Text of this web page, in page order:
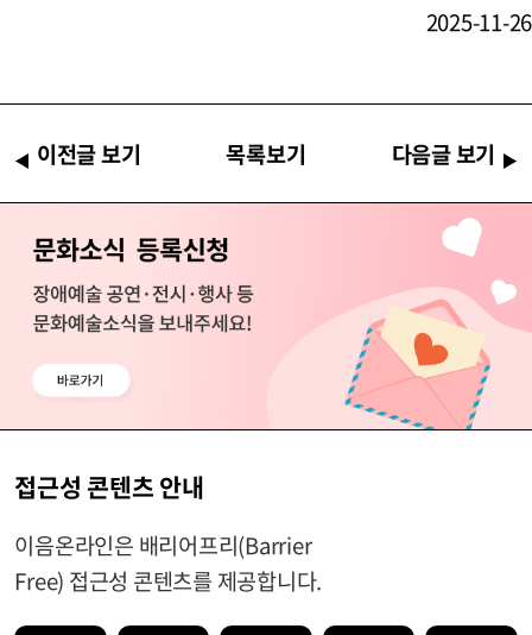
2025-11-26
이전글 보기 목록보기 다음글 보기
접근성 콘텐츠 안내
이음온라인은 배리어프리(Barrier
Free) 접근성 콘텐츠를 제공합니다.